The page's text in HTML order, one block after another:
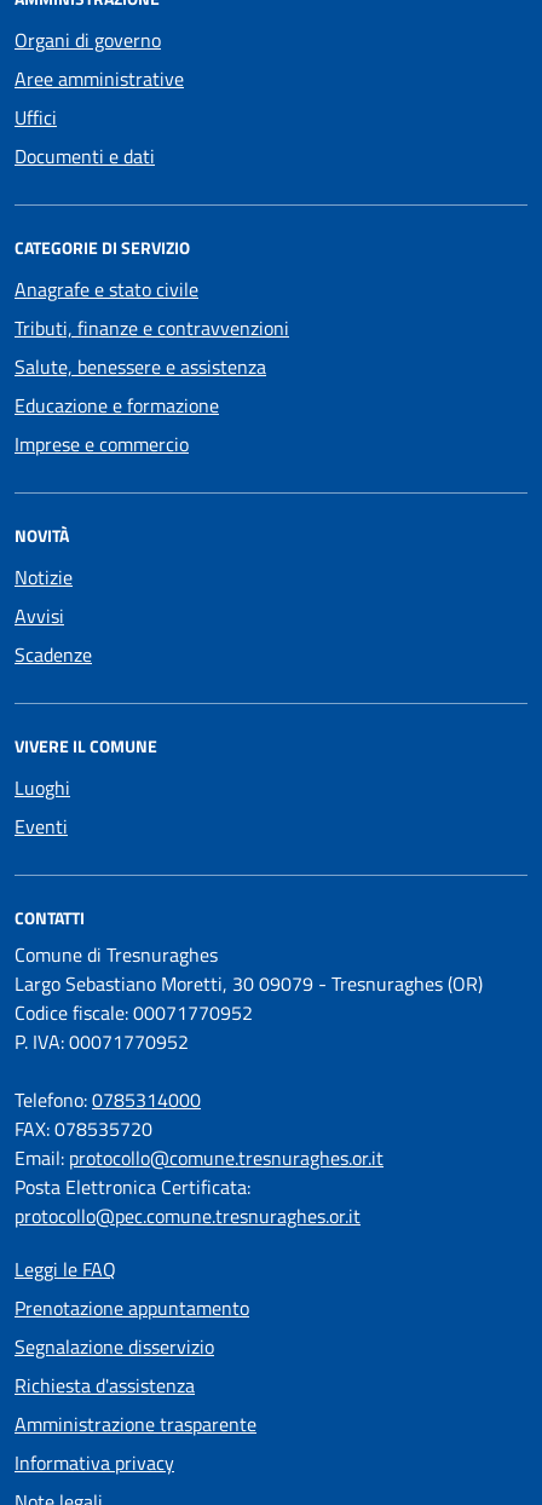
Organi di governo
Aree amministrative
Uffici
Documenti e dati
CATEGORIE DI SERVIZIO
Anagrafe e stato civile
Tributi, finanze e contravvenzioni
Salute, benessere e assistenza
Educazione e formazione
Imprese e commercio
NOVITÀ
Notizie
Avvisi
Scadenze
VIVERE IL COMUNE
Luoghi
Eventi
CONTATTI
Comune di Tresnuraghes
Largo Sebastiano Moretti, 30 09079 - Tresnuraghes (OR)
Codice fiscale: 00071770952
P. IVA: 00071770952
Telefono:0785314000
FAX: 078535720
Email: protocollo@comune.tresnuraghes.or.it
Posta Elettronica Certificata:
protocollo@pec.comune.tresnuraghes.or.it
Leggi le FAQ
Prenotazione appuntamento
Segnalazione disservizio
Richiesta d'assistenza
Amministrazione trasparente
Informativa privacy